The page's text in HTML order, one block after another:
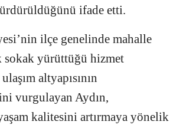
ifade etti.
ilçe genelinde mahalle
sokak yürüttüğü hizmet
altyapısının
vurgulayan Aydın,
kalitesini artırmaya yönelik